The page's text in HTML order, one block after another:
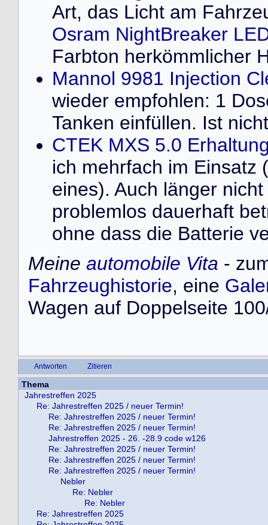
Art, das Licht am
Osram NightBreaker
Farbton herkömmlicher
Mannol 9981 Injection
wieder empfohlen: 1
Tanken einfüllen. Ist
CTEK MXS 5.0
ich mehrfach im Einsatz
eines). Auch länger
problemlos dauerhaft
ohne dass die Batterie
Meine automobile Vita -
Fahrzeughistorie, eine
Wagen auf Doppelseite
Antworten Zitieren
Thema
Jahrestreffen 2025
Re: Jahrestreffen 2025 / neuer Termin!
Re: Jahrestreffen 2025 / neuer Termin!
Re: Jahrestreffen 2025 / neuer Termin!
Jahrestreffen 2025 - 26. -28.9 code w126
Re: Jahrestreffen 2025 / neuer Termin!
Re: Jahrestreffen 2025 / neuer Termin!
Re: Jahrestreffen 2025 / neuer Termin!
Nebler
Re: Nebler
Re: Nebler
Re: Jahrestreffen 2025